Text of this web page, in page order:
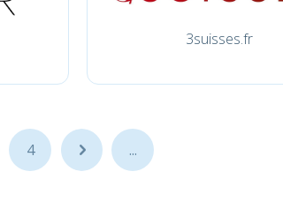
3suisses.fr
4 ... ...